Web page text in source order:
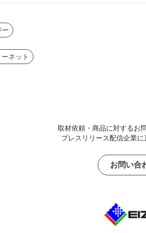
ー
ネット
取材依頼・商品に対するお
プレスリリース配信企業に
お問い合